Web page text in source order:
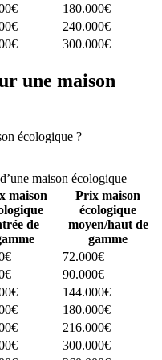
180.000€
240.000€
300.000€
une maison
écologique ?
maison écologique
maison
de
Prix maison
écologique
moyen/haut de
gamme
72.000€
90.000€
144.000€
180.000€
216.000€
300.000€